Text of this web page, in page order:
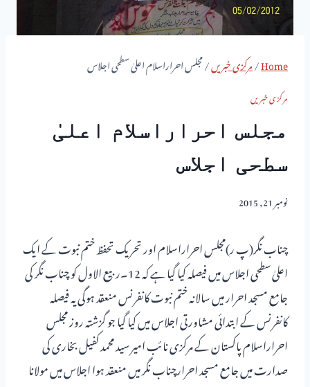
Home
/مرکزی خبریں/مجلس احراراسلام اعلیٰ سطحی اجلاس
مرکزی خبریں
مجلس احراراسلام اعلیٰ
سطحی اجلاس
نومبر 21, 2015
چناب نگر(پ ر)مجلس احراراسلام اور تحریک تحفظ ختم نبوت کے ایک
اعلیٰ سطحی اجلاس میں فیصلہ کیا گیا ہے کہ 12۔ربیع الاول کو چناب نگر کی
جامع مسجد احرار میں سالانہ ختم نبوت کانفرنس منعقد ہوگی یہ فیصلہ
کانفرنس کے ابتدائی مشاورتی اجلاس میں کیا گیا جو گزشتہ روز مجلس
احراراسلام پاکستان کے مرکزی نائب امیر سید محمد کفیل بخاری کی
صدارت میں جامع مسجد احرارچناب نگر میں منعقد ہوا اجلاس میں مولانا